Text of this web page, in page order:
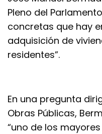
Pleno del
concretas que hay
adquisición de
residentes”.
En una pregunta
Obras Públicas,
“uno de los